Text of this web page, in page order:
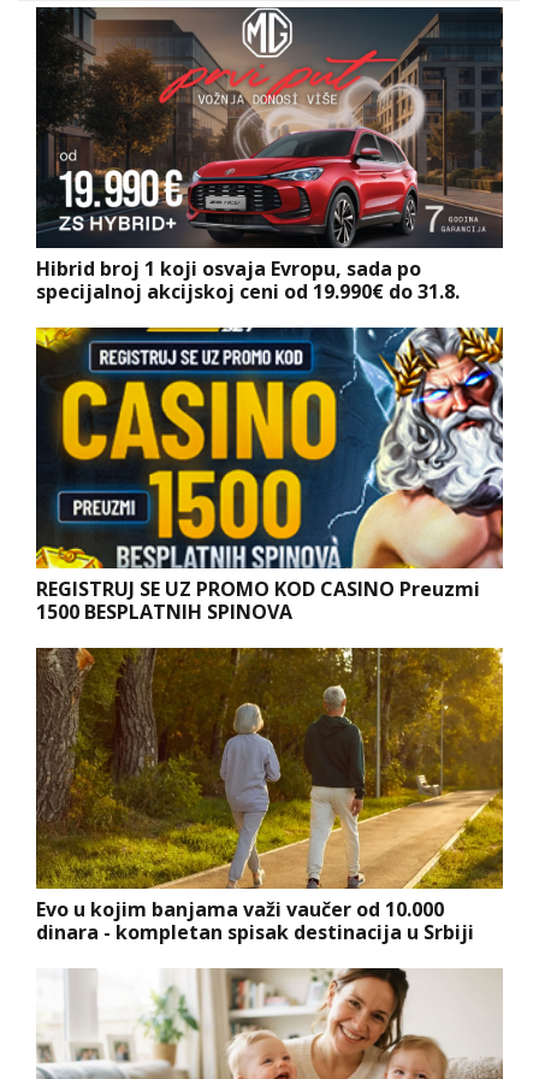
Hibrid broj 1 koji osvaja Evropu, sada po
specijalnoj akcijskoj ceni od 19.990€ do 31.8.
REGISTRUJ SE UZ PROMO KOD CASINO Preuzmi
1500 BESPLATNIH SPINOVA
Evo u kojim banjama važi vaučer od 10.000
dinara - kompletan spisak destinacija u Srbiji